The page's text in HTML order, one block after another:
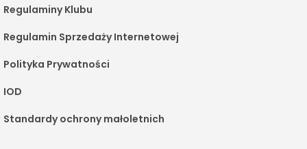
Regulaminy Klubu
Regulamin Sprzedaży Internetowej
Polityka Prywatności
IOD
Standardy ochrony małoletnich